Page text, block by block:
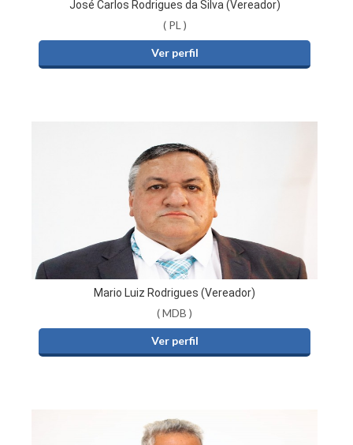
José Carlos Rodrigues da Silva (Vereador)
( PL )
Ver perfil
Mario Luiz Rodrigues (Vereador)
( MDB )
Ver perfil